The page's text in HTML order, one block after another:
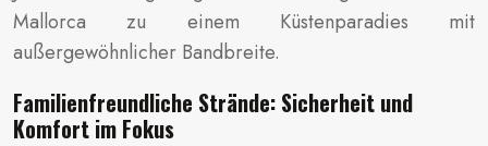
Mallorca zu einem Küstenparadies mit
außergewöhnlicher Bandbreite.
Familienfreundliche Strände: Sicherheit und
Komfort im Fokus